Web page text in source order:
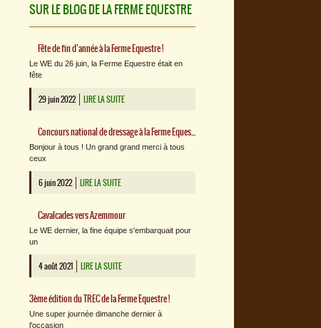
SUR LE BLOG DE LA FERME EQUESTRE
Fête de fin d’année à la Ferme Equestre !
Le WE du 26 juin, la Ferme Equestre était en
fête
29 juin 2022 LIRE LA SUITE
Concours national de dressage à la Ferme Equestre : l’album photos !
Bonjour à tous ! Un grand grand merci à tous
ceux
6 juin 2022 LIRE LA SUITE
Cavalcades vers Azemmour
Le WE dernier, la fine équipe s'embarquait pour
un
4 août 2021 LIRE LA SUITE
3ème édition du TREC de la Ferme Equestre !
Une super journée dimanche dernier à
l'occasion